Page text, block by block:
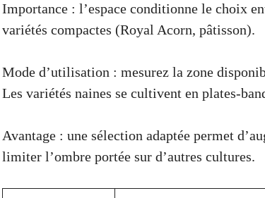
Importance : l’espace conditionne le choix
variétés compactes (Royal Acorn, pâtisson).
Mode d’utilisation : mesurez la zone
Les variétés naines se cultivent en plates-
Avantage : une sélection adaptée permet
limiter l’ombre portée sur d’autres cultures.